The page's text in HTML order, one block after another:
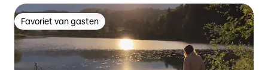
Favoriet van gasten
Favoriet van gasten